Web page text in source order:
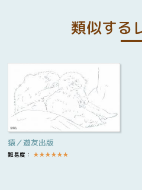
類似する
猿／遊友出版
難易度： ★★★★★★